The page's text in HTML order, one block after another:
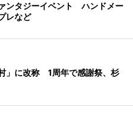
ンタジーイベント ハンドメー
レなど
」に改称 1周年で感謝祭、杉